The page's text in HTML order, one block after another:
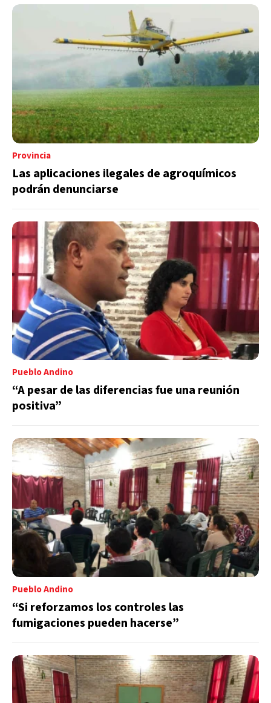
Provincia
Las aplicaciones ilegales de agroquímicos
podrán denunciarse
Pueblo Andino
“A pesar de las diferencias fue una reunión
positiva”
Pueblo Andino
“Si reforzamos los controles las
fumigaciones pueden hacerse”